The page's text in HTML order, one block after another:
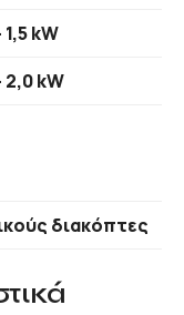
kW
2,0 kW
διακόπτες